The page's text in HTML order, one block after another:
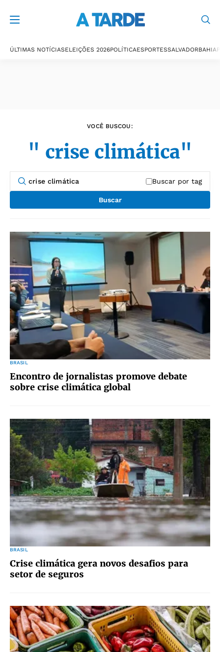
ÚLTIMAS NOTÍCIASELEIÇÕES 2026POLÍTICAESPORTESSALVADORBAHIA
VOCÊ BUSCOU:
" crise climática"
Buscar por tag
Buscar
BRASIL
Encontro de jornalistas promove debate
sobre crise climática global
BRASIL
Crise climática gera novos desafios para
setor de seguros